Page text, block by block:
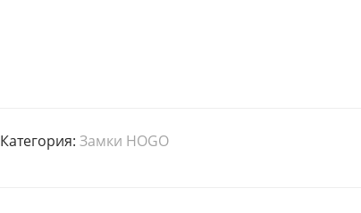
Категория: Замки HOGO